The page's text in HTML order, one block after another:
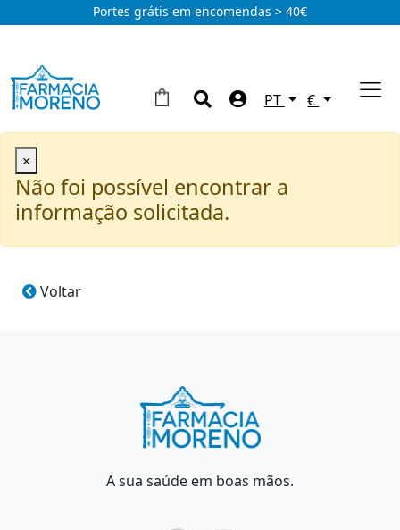
Portes grátis em encomendas > 40€
PT €
×
Não foi possível encontrar a
informação solicitada.
Voltar
A sua saúde em boas mãos.